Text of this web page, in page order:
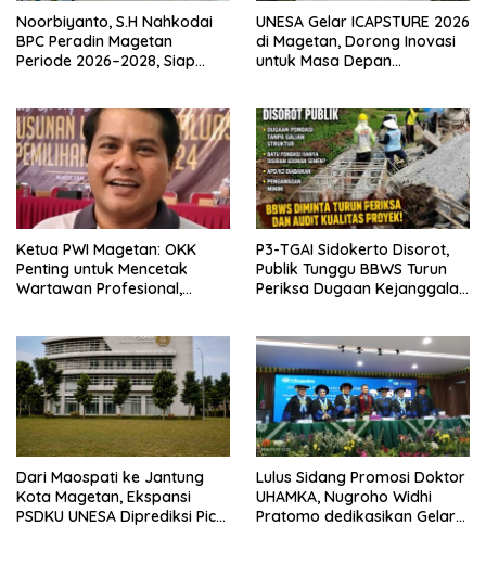
Noorbiyanto, S.H Nahkodai
BPC Peradin Magetan
Periode 2026–2028, Siap
UNESA Gelar ICAPSTURE 2026
di Magetan, Dorong Inovasi
untuk Masa Depan
Ketua PWI Magetan: OKK
Penting untuk Mencetak
Wartawan Profesional,
P3-TGAI Sidokerto Disorot,
Publik Tunggu BBWS Turun
Periksa Dugaan Kejanggalan
Dari Maospati ke Jantung
Kota Magetan, Ekspansi
PSDKU UNESA Diprediksi Picu
Lulus Sidang Promosi Doktor
UHAMKA, Nugroho Widhi
Pratomo dedikasikan Gelar